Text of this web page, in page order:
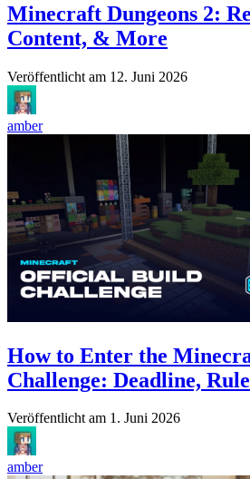
Minecraft Dungeons 2:
Content, & More
Veröffentlicht am 12. Juni 2026
amber
How to Enter the
Challenge: Deadline,
Veröffentlicht am 1. Juni 2026
amber